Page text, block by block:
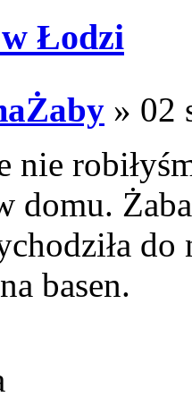
Łodzi
» 02
nie
domu.
do
basen.